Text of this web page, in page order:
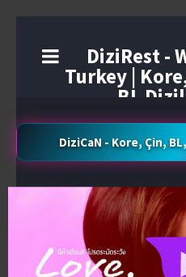
DiziRest -
Turkey |
BL
DiziCaN - Kore, Çin,